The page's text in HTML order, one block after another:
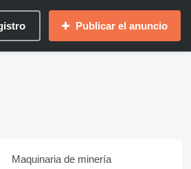
Publicar el anuncio
Maquinaria de minería